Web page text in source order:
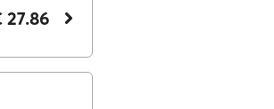
27.86